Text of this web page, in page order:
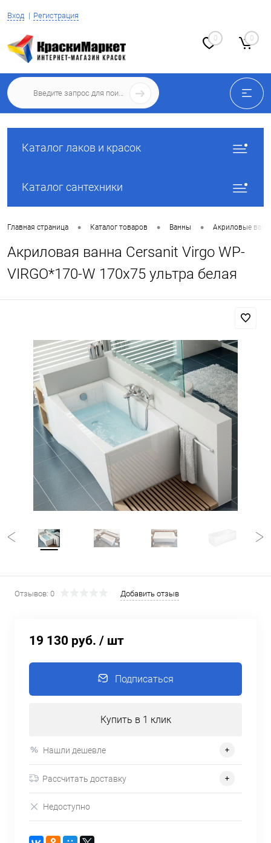
Вход Регистрация
0 0
Каталог лаков и красок
Каталог сантехники
Главная страница • Каталог товаров • Ванны • Акриловые
Акриловая ванна Cersanit Virgo WP-
VIRGO*170-W 170x75 ультра белая
Отзывов: 0 Добавить отзыв
19 130 руб. / шт
Подписаться
Купить в 1 клик
Нашли дешевле
Рассчитать доставку
Недоступно